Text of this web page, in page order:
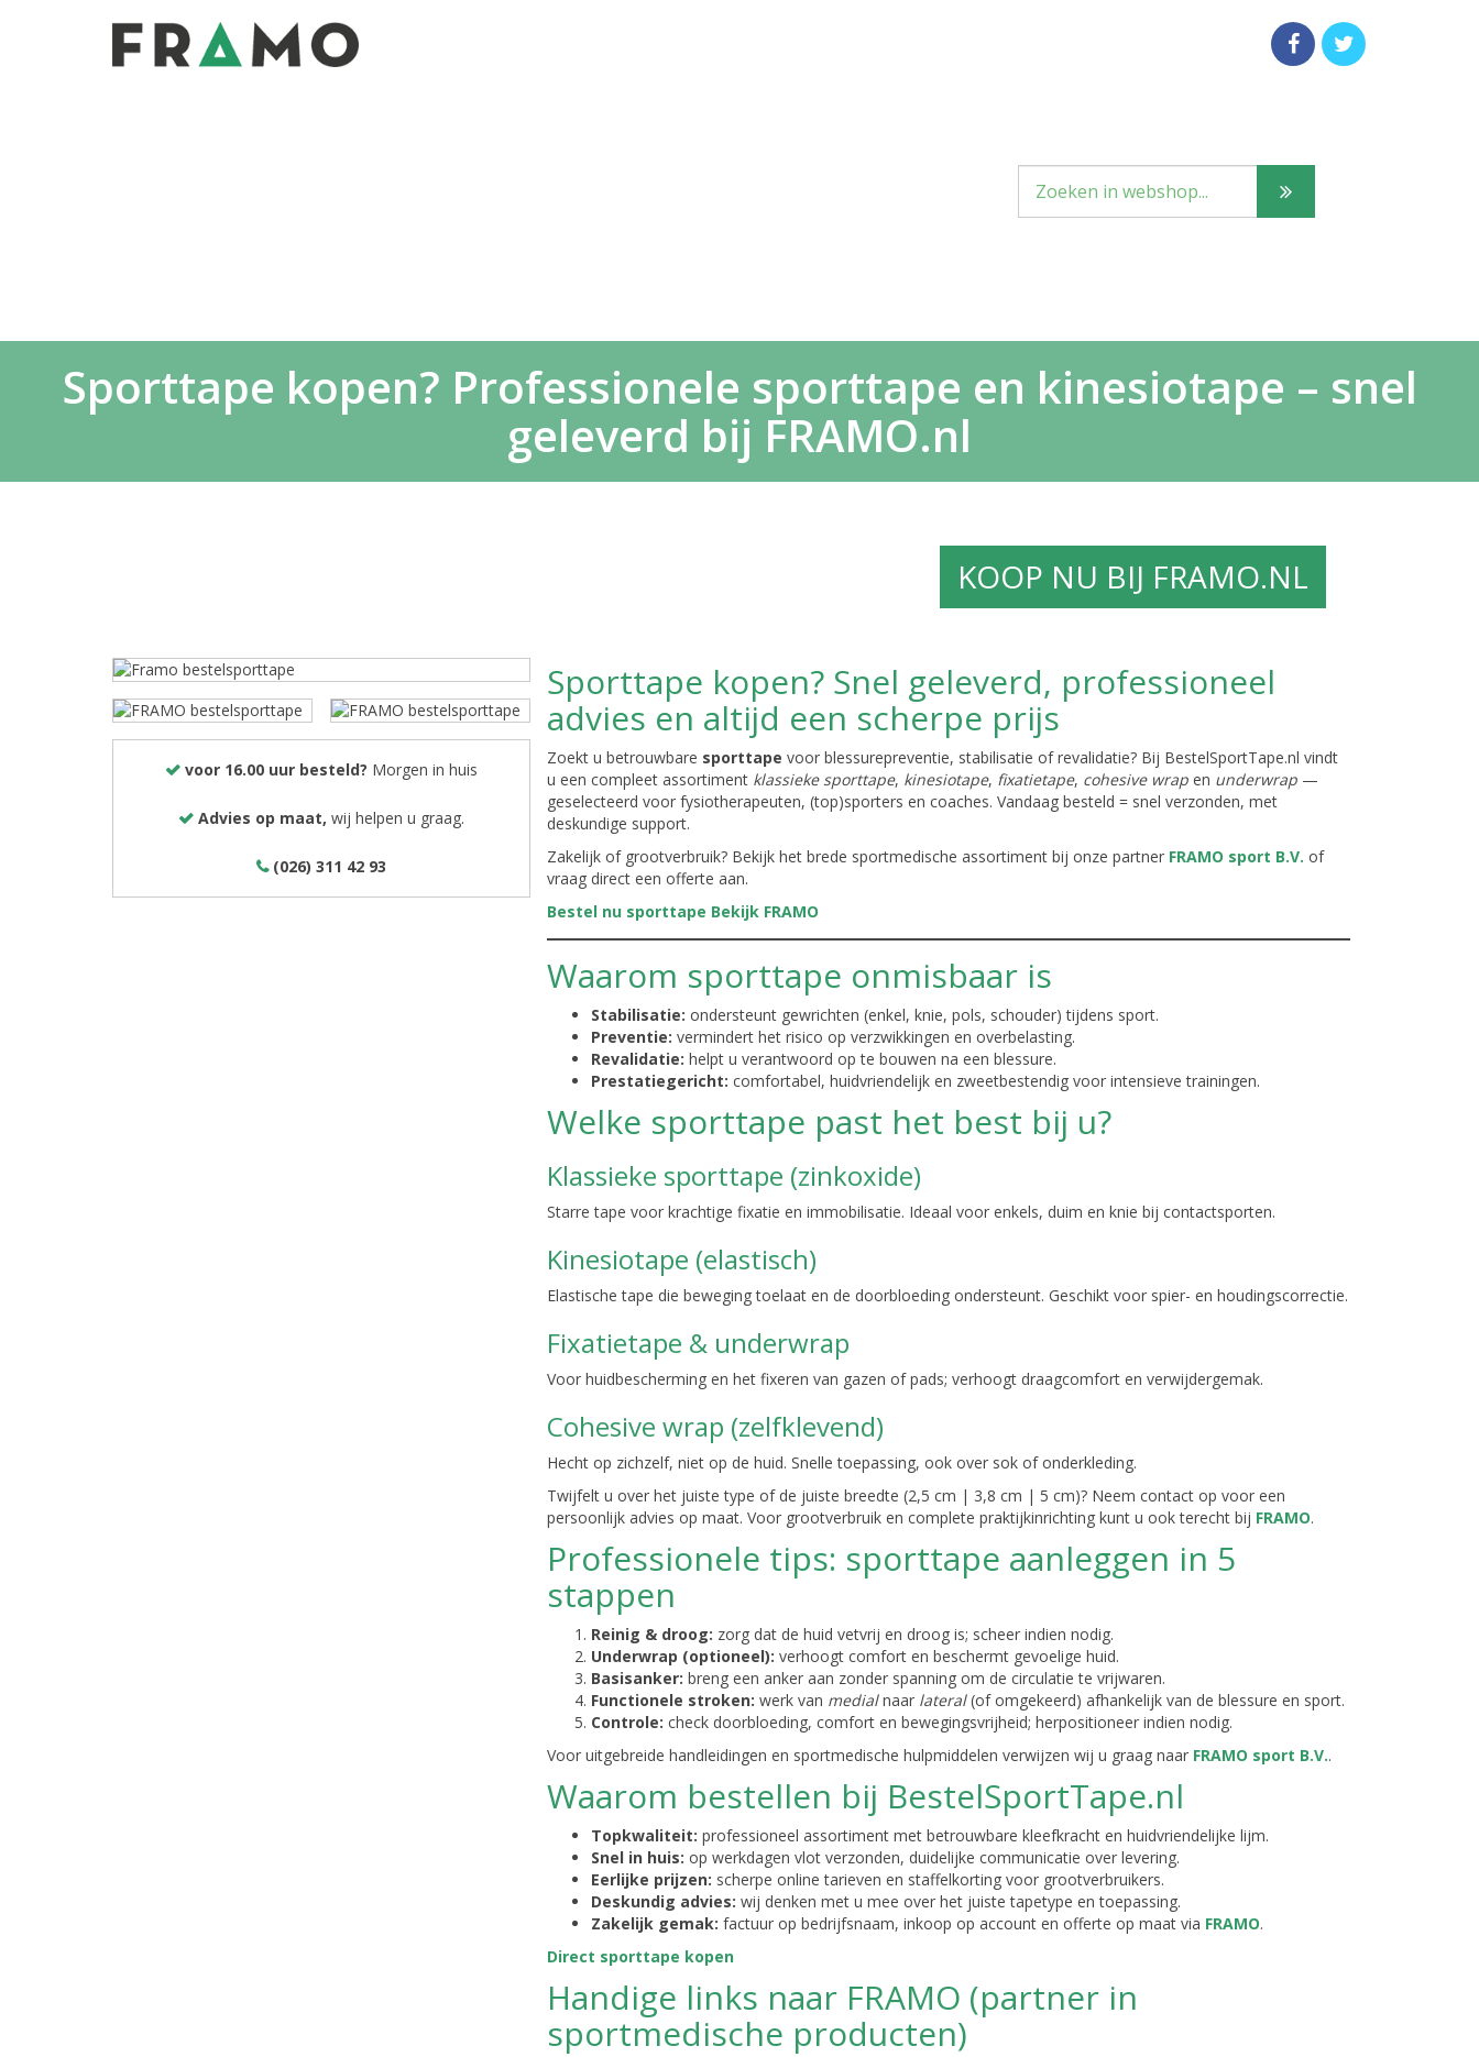
Sporttape kopen? Professionele sporttape en kinesiotape – snel
geleverd bij FRAMO.nl
KOOP NU BIJ FRAMO.NL
voor 16.00 uur besteld? Morgen in huis
Advies op maat, wij helpen u graag.
(026) 311 42 93
Sporttape kopen? Snel geleverd, professioneel
advies en altijd een scherpe prijs
Zoekt u betrouwbare sporttape voor blessurepreventie, stabilisatie of revalidatie? Bij BestelSportTape.nl vindt
u een compleet assortiment klassieke sporttape, kinesiotape, fixatietape, cohesive wrap en underwrap —
geselecteerd voor fysiotherapeuten, (top)sporters en coaches. Vandaag besteld = snel verzonden, met
deskundige support.
Zakelijk of grootverbruik? Bekijk het brede sportmedische assortiment bij onze partner FRAMO sport B.V. of
vraag direct een offerte aan.
Bestel nu sporttape Bekijk FRAMO
Waarom sporttape onmisbaar is
Stabilisatie: ondersteunt gewrichten (enkel, knie, pols, schouder) tijdens sport.
Preventie: vermindert het risico op verzwikkingen en overbelasting.
Revalidatie: helpt u verantwoord op te bouwen na een blessure.
Prestatiegericht: comfortabel, huidvriendelijk en zweetbestendig voor intensieve trainingen.
Welke sporttape past het best bij u?
Klassieke sporttape (zinkoxide)
Starre tape voor krachtige fixatie en immobilisatie. Ideaal voor enkels, duim en knie bij contactsporten.
Kinesiotape (elastisch)
Elastische tape die beweging toelaat en de doorbloeding ondersteunt. Geschikt voor spier- en houdingscorrectie.
Fixatietape & underwrap
Voor huidbescherming en het fixeren van gazen of pads; verhoogt draagcomfort en verwijdergemak.
Cohesive wrap (zelfklevend)
Hecht op zichzelf, niet op de huid. Snelle toepassing, ook over sok of onderkleding.
Twijfelt u over het juiste type of de juiste breedte (2,5 cm | 3,8 cm | 5 cm)? Neem contact op voor een
persoonlijk advies op maat. Voor grootverbruik en complete praktijkinrichting kunt u ook terecht bij FRAMO.
Professionele tips: sporttape aanleggen in 5
stappen
Reinig & droog: zorg dat de huid vetvrij en droog is; scheer indien nodig.
Underwrap (optioneel): verhoogt comfort en beschermt gevoelige huid.
Basisanker: breng een anker aan zonder spanning om de circulatie te vrijwaren.
Functionele stroken: werk van medialnaar lateral(of omgekeerd) afhankelijk van de blessure en sport.
Controle: check doorbloeding, comfort en bewegingsvrijheid; herpositioneer indien nodig.
Voor uitgebreide handleidingen en sportmedische hulpmiddelen verwijzen wij u graag naar FRAMO sport B.V..
Waarom bestellen bij BestelSportTape.nl
Topkwaliteit: professioneel assortiment met betrouwbare kleefkracht en huidvriendelijke lijm.
Snel in huis: op werkdagen vlot verzonden, duidelijke communicatie over levering.
Eerlijke prijzen: scherpe online tarieven en staffelkorting voor grootverbruikers.
Deskundig advies: wij denken met u mee over het juiste tapetype en toepassing.
Zakelijk gemak: factuur op bedrijfsnaam, inkoop op account en offerte op maat via FRAMO.
Direct sporttape kopen
Handige links naar FRAMO (partner in
sportmedische producten)